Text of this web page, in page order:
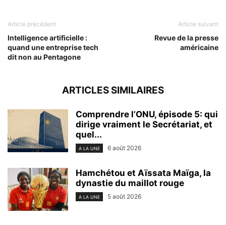
Article précédent
Intelligence artificielle :
quand une entreprise tech
dit non au Pentagone
Article suivant
Revue de la presse
américaine
ARTICLES SIMILAIRES
Comprendre l’ONU, épisode 5: qui
dirige vraiment le Secrétariat, et
quel...
A LA UNE 6 août 2026
Hamchétou et Aïssata Maïga, la
dynastie du maillot rouge
A LA UNE 5 août 2026